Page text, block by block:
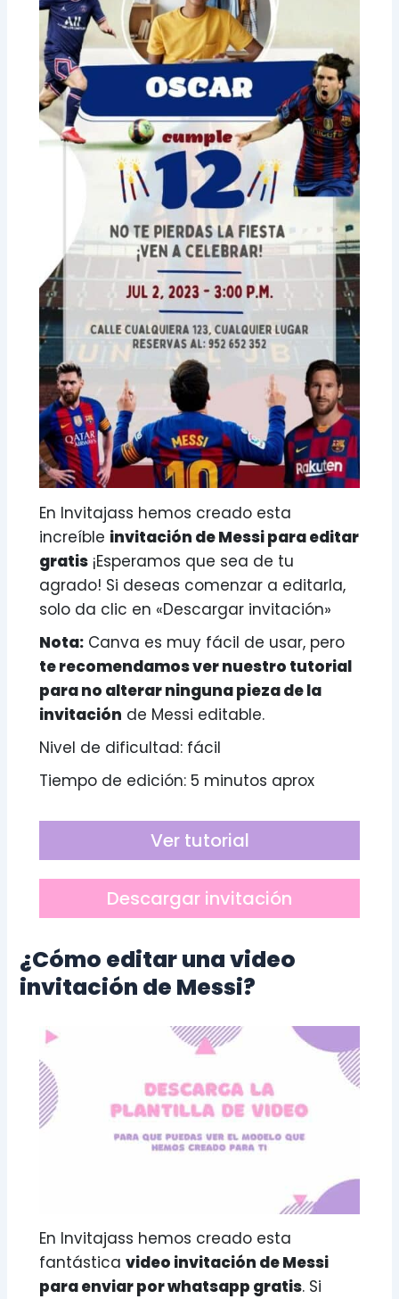
En Invitajass hemos creado esta
increíble invitación de Messi para editar
gratis ¡Esperamos que sea de tu
agrado! Si deseas comenzar a editarla,
solo da clic en «Descargar invitación»
Nota: Canva es muy fácil de usar, pero
te recomendamos ver nuestro tutorial
para no alterar ninguna pieza de la
invitación de Messi editable.
Nivel de dificultad: fácil
Tiempo de edición: 5 minutos aprox
Ver tutorial
Descargar invitación
¿Cómo editar una video
invitación de Messi?
En Invitajass hemos creado esta
fantásticavideo invitación de Messi
para enviar por whatsapp gratis. Si